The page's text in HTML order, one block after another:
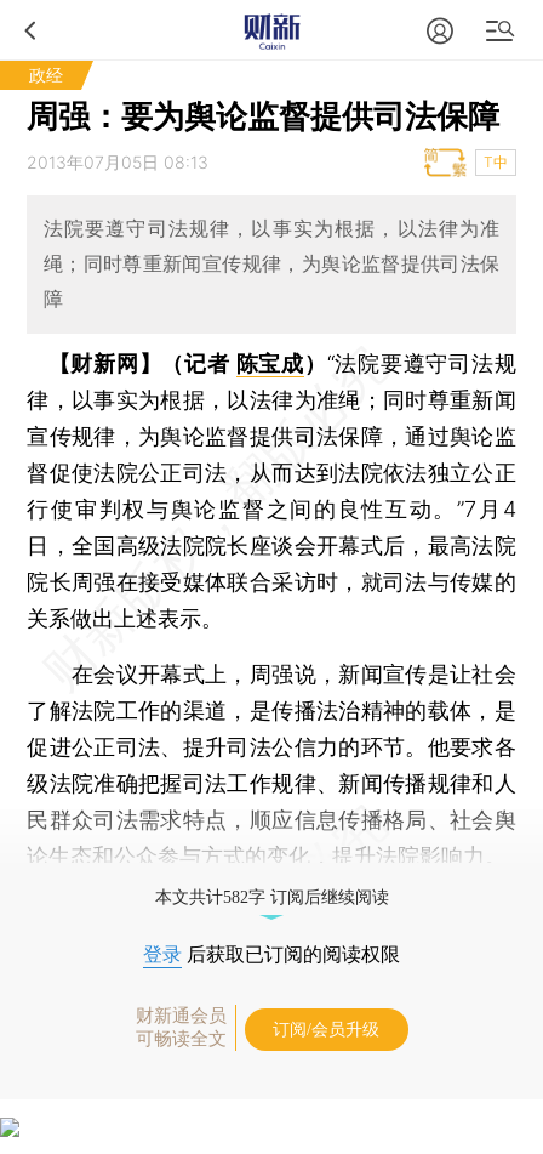
政经
周强：要为舆论监督提供司法保障
2013年07月05日 08:13 T中
法院要遵守司法规律，以事实为根据，以法律为准
绳；同时尊重新闻宣传规律，为舆论监督提供司法保
障
【财新网】（记者 陈宝成） “法院要遵守司法规
律，以事实为根据，以法律为准绳；同时尊重新闻
宣传规律，为舆论监督提供司法保障，通过舆论监
督促使法院公正司法，从而达到法院依法独立公正
行使审判权与舆论监督之间的良性互动。”7月4
日，全国高级法院院长座谈会开幕式后，最高法院
院长周强在接受媒体联合采访时，就司法与传媒的
关系做出上述表示。
在会议开幕式上，周强说，新闻宣传是让社会
了解法院工作的渠道，是传播法治精神的载体，是
促进公正司法、提升司法公信力的环节。他要求各
级法院准确把握司法工作规律、新闻传播规律和人
民群众司法需求特点，顺应信息传播格局、社会舆
论生态和公众参与方式的变化，提升法院影响力。
本文共计582字 订阅后继续阅读
登录 后获取已订阅的阅读权限
财新通会员
可畅读全文
订阅/会员升级